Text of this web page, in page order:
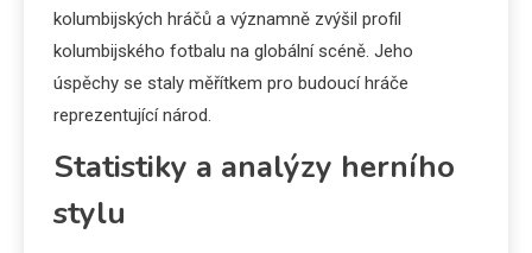
kolumbijských hráčů a významně zvýšil profil
kolumbijského fotbalu na globální scéně. Jeho
úspěchy se staly měřítkem pro budoucí hráče
reprezentující národ.
Statistiky a analýzy herního
stylu